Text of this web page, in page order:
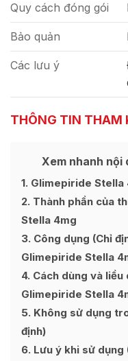
Quy cách đóng gói
Bảo quản
Các lưu ý
THÔNG TIN THAM
Xem nhanh nội
1 Glimepiride Stella
2 Thành phần của
Stella 4mg
3 Công dụng (Chỉ
Glimepiride Stella
4 Cách dùng và
Glimepiride Stella
5 Không sử dụng
định)
6 Lưu ý khi sử dụng